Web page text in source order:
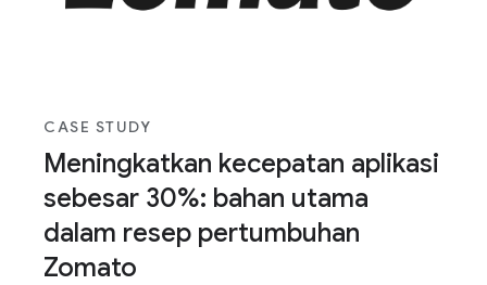
CASE STUDY
Meningkatkan kecepatan aplikasi
sebesar 30%: bahan utama
dalam resep pertumbuhan
Zomato